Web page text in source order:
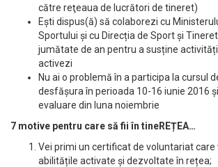
către reţeaua de lucrători de tineret)
Ești dispus(ă) să colaborezi cu
Sportului și cu Direcția de Sport și
jumătate de an pentru a susține
activezi
Nu ai o problemă în a participa la cursul
desfășura în perioada 10-16 iunie 2016
evaluare din luna noiembrie
7 motive pentru care să fii în tineREȚEA…
Vei primi un certificat de voluntariat care
abilitățile activate și dezvoltate în rețea;